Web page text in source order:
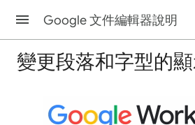
Google 文件編輯器說明
變更段落和字型的